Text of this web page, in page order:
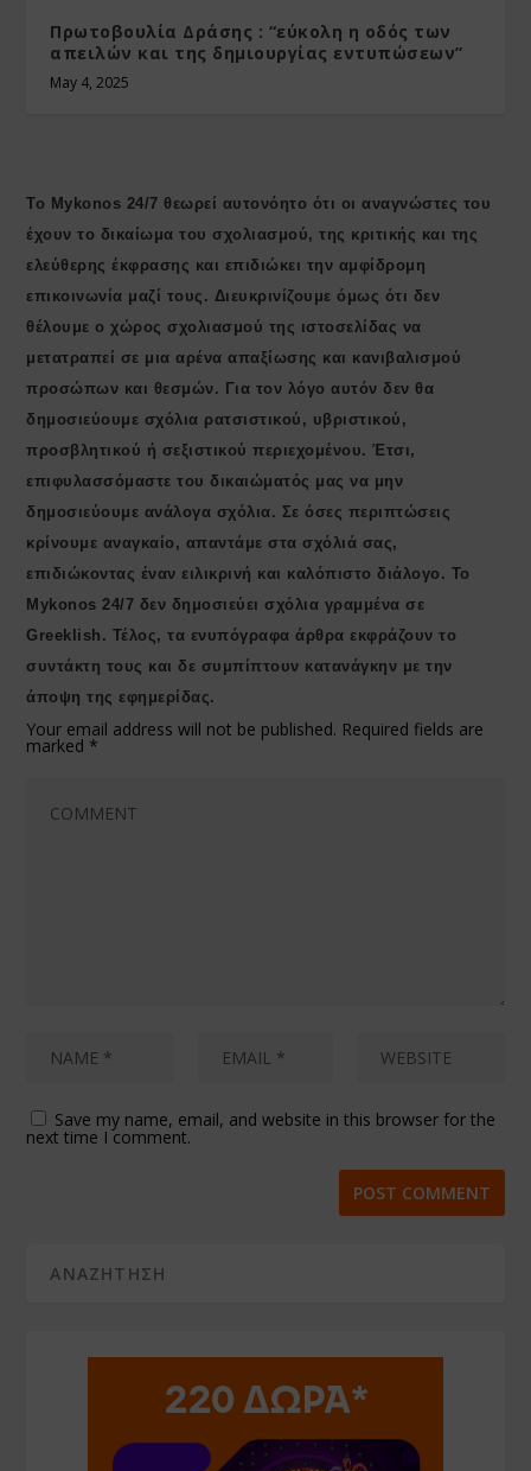
Πρωτοβουλία Δράσης : “εύκολη η οδός των
απειλών και της δημιουργίας εντυπώσεων”
May 4, 2025
Το Mykonos 24/7 θεωρεί αυτονόητο ότι οι αναγνώστες του
έχουν το δικαίωμα του σχολιασμού, της κριτικής και της
ελεύθερης έκφρασης και επιδιώκει την αμφίδρομη
επικοινωνία μαζί τους. Διευκρινίζουμε όμως ότι δεν
θέλουμε ο χώρος σχολιασμού της ιστοσελίδας να
μετατραπεί σε μια αρένα απαξίωσης και κανιβαλισμού
προσώπων και θεσμών. Για τον λόγο αυτόν δεν θα
δημοσιεύουμε σχόλια ρατσιστικού, υβριστικού,
προσβλητικού ή σεξιστικού περιεχομένου. Έτσι,
επιφυλασσόμαστε του δικαιώματός μας να μην
δημοσιεύουμε ανάλογα σχόλια. Σε όσες περιπτώσεις
κρίνουμε αναγκαίο, απαντάμε στα σχόλιά σας,
επιδιώκοντας έναν ειλικρινή και καλόπιστο διάλογο. Το
Μykonos 24/7 δεν δημοσιεύει σχόλια γραμμένα σε
Greeklish. Τέλος, τα ενυπόγραφα άρθρα εκφράζουν το
συντάκτη τους και δε συμπίπτουν κατανάγκην με την
άποψη της εφημερίδας.
Your email address will not be published. Required fields are
marked *
Save my name, email, and website in this browser for the
next time I comment.